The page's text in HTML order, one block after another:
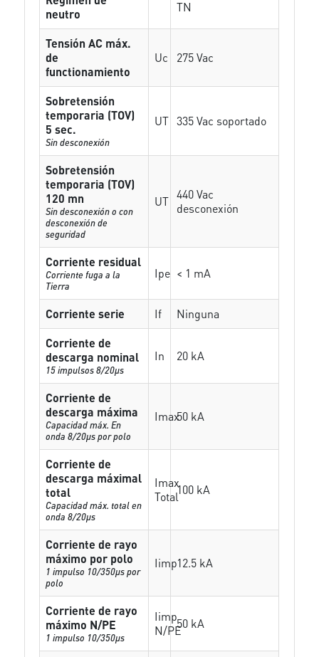
neutro
TN
Tensión AC máx.
de
functionamiento
Uc 275 Vac
Sobretensión
temporaria (TOV)
5 sec.
Sin desconexión
UT 335 Vac soportado
Sobretensión
temporaria (TOV)
120 mn
Sin desconexión o con
desconexión de
seguridad
UT 440 Vac
desconexión
Corriente residual
Corriente fuga a la
Tierra
Ipe < 1 mA
Corriente serie If
Ninguna
Corriente de
descarga nominal
15 impulsos 8/20µs
In 20 kA
Corriente de
descarga máxima
Capacidad máx. En
onda 8/20µs por polo
Imax50 kA
Corriente de
descarga máximal
total
Capacidad máx. total en
onda 8/20µs
Imax
Total100 kA
Corriente de rayo
máximo por polo
1 impulso 10/350µs por
polo
Iimp12.5 kA
Corriente de rayo
máximo N/PE
1 impulso 10/350µs
Iimp
N/PE50 kA